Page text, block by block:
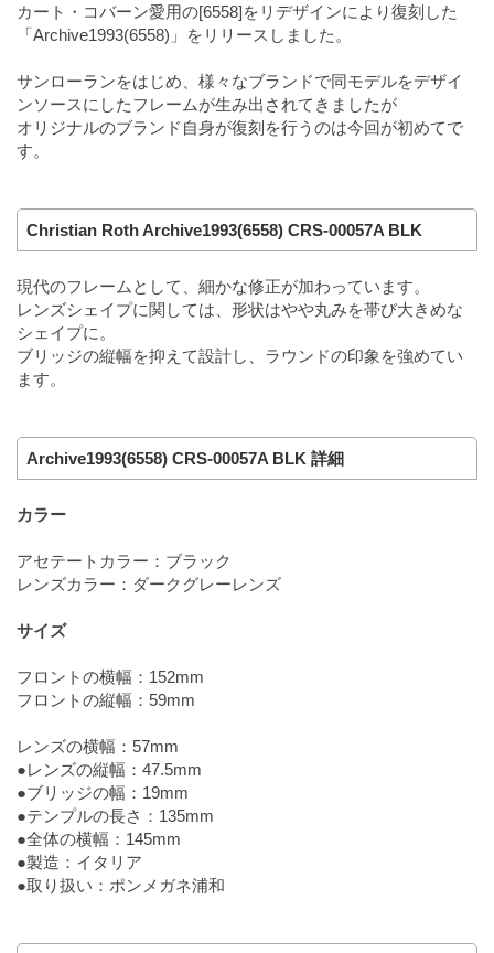
カート・コバーン愛用の[6558]をリデザインにより復刻した
「Archive1993(6558)」をリリースしました。
サンローランをはじめ、様々なブランドで同モデルをデザイ
ンソースにしたフレームが生み出されてきましたが
オリジナルのブランド自身が復刻を行うのは今回が初めてで
す。
Christian Roth Archive1993(6558) CRS-00057A BLK
現代のフレームとして、細かな修正が加わっています。
レンズシェイプに関しては、形状はやや丸みを帯び大きめな
シェイプに。
ブリッジの縦幅を抑えて設計し、ラウンドの印象を強めてい
ます。
Archive1993(6558) CRS-00057A BLK 詳細
カラー
アセテートカラー：ブラック
レンズカラー：ダークグレーレンズ
サイズ
フロントの横幅：152mm
フロントの縦幅：59mm
レンズの横幅：57mm
●レンズの縦幅：47.5mm
●ブリッジの幅：19mm
●テンプルの長さ：135mm
●全体の横幅：145mm
●製造：イタリア
●取り扱い：ポンメガネ浦和